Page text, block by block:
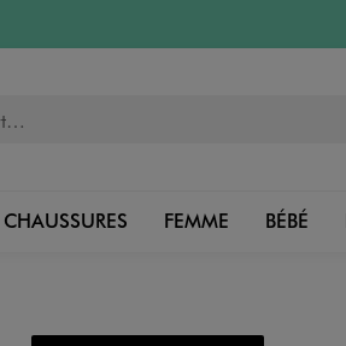
CHAUSSURES FEMME BÉBÉ